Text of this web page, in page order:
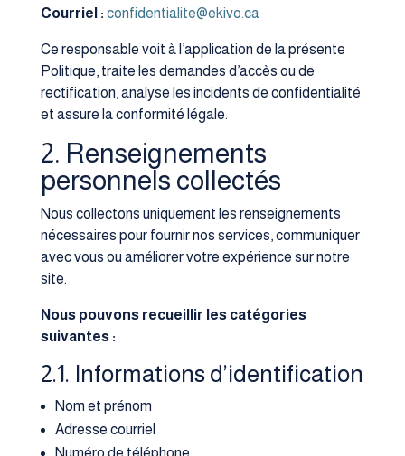
Courriel : confidentialite@ekivo.ca
Ce responsable voit à l’application de la présente
Politique, traite les demandes d’accès ou de
rectification, analyse les incidents de confidentialité
et assure la conformité légale.
2. Renseignements
personnels collectés
Nous collectons uniquement les renseignements
nécessaires pour fournir nos services, communiquer
avec vous ou améliorer votre expérience sur notre
site.
Nous pouvons recueillir les catégories
suivantes :
2.1. Informations d’identification
Nom et prénom
Adresse courriel
Numéro de téléphone